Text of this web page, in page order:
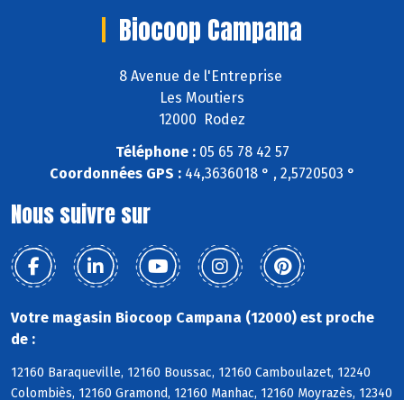
Biocoop Campana
8 Avenue de l'Entreprise
Les Moutiers
12000 Rodez
Téléphone :05 65 78 42 57
Coordonnées GPS :44,3636018 ° , 2,5720503 °
Nous suivre sur
Votre magasin Biocoop Campana (12000) est proche
de :
12160 Baraqueville, 12160 Boussac, 12160 Camboulazet, 12240
Colombiès, 12160 Gramond, 12160 Manhac, 12160 Moyrazès, 12340